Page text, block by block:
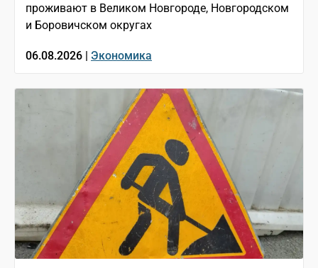
проживают в Великом Новгороде, Новгородском
и Боровичском округах
06.08.2026 | Экономика